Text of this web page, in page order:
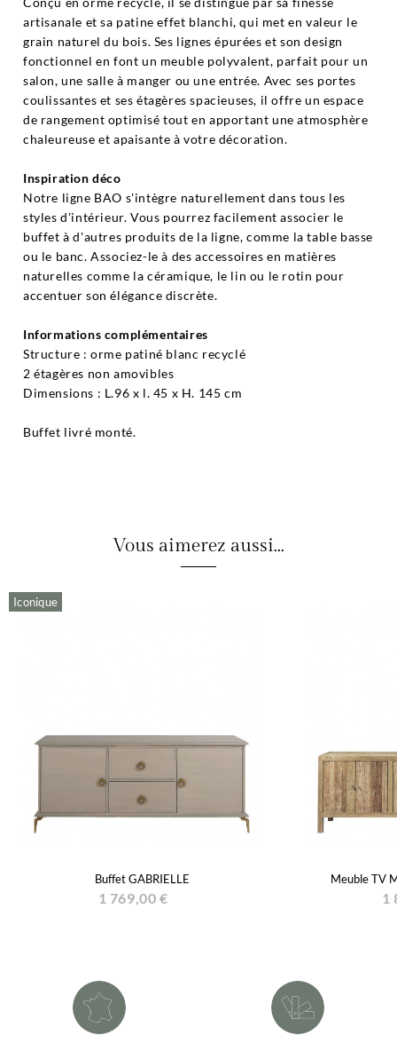
artisanale et sa patine effet blanchi, qui met en valeur le
grain naturel du bois. Ses lignes épurées et son design
fonctionnel en font un meuble polyvalent, parfait pour un
salon, une salle à manger ou une entrée. Avec ses portes
coulissantes et ses étagères spacieuses, il offre un espace
de rangement optimisé tout en apportant une atmosphère
chaleureuse et apaisante à votre décoration.
Inspiration déco
Notre ligne BAO s'intègre naturellement dans tous les
styles d'intérieur. Vous pourrez facilement associer le
buffet à d'autres produits de la ligne, comme la table basse
ou le banc. Associez-le à des accessoires en matières
naturelles comme la céramique, le lin ou le rotin pour
accentuer son élégance discrète.
Informations complémentaires
Structure : orme patiné blanc recyclé
2 étagères non amovibles
Dimensions : L.96 x l. 45 x H. 145 cm
Buffet livré monté.
Vous aimerez aussi...
Iconique
Buffet GABRIELLE
1 769,00 €
Meuble TV
1